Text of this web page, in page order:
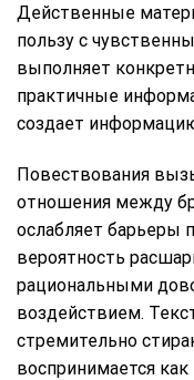
Действенные
пользу с
выполняет
практичные
создает
Повествования
отношения между
ослабляет барьеры
вероятность
рациональными
воздействием.
стремительно
воспринимается